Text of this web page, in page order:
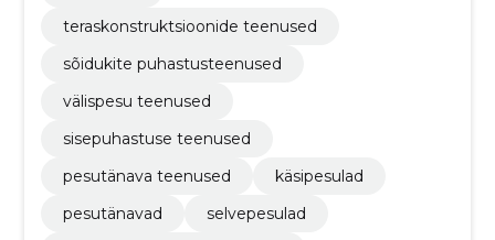
teraskonstruktsioonide teenused
sõidukite puhastusteenused
välispesu teenused
sisepuhastuse teenused
pesutänava teenused
käsipesulad
pesutänavad
selvepesulad